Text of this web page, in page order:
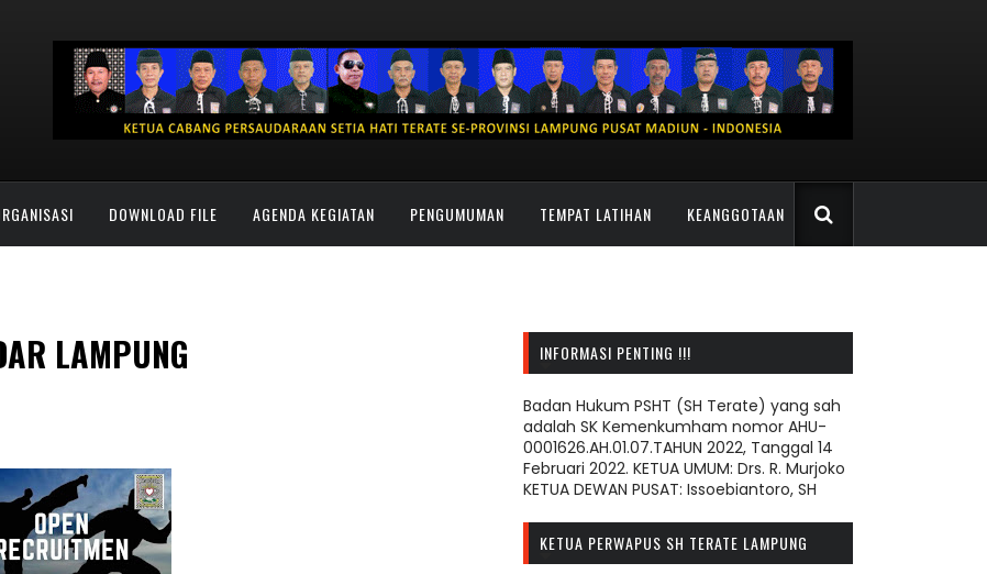
DOWNLOAD FILE AGENDA KEGIATAN PENGUMUMAN TEMPAT LATIHAN KEANGGOTAAN
LAMPUNG INFORMASI PENTING !!!
Badan Hukum PSHT (SH Terate) yang sah
adalah SK Kemenkumham nomor AHU-
0001626.AH.01.07.TAHUN 2022, Tanggal 14
Februari 2022. KETUA UMUM: Drs. R. Murjoko
KETUA DEWAN PUSAT: Issoebiantoro, SH
KETUA PERWAPUS SH TERATE LAMPUNG